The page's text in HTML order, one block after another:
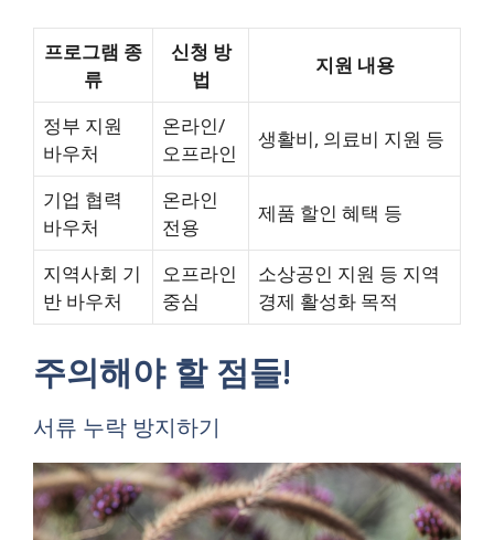
프로그램 종
류
신청 방
법
지원 내용
정부 지원
바우처
온라인/
오프라인
생활비, 의료비 지원 등
기업 협력
바우처
온라인
전용
제품 할인 혜택 등
지역사회 기
반 바우처
오프라인
중심
소상공인 지원 등 지역
경제 활성화 목적
주의해야 할 점들!
서류 누락 방지하기